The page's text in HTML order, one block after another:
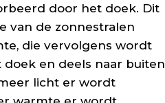
door het doek. Dit
van de zonnestralen
die vervolgens wordt
en deels naar buiten
licht er wordt